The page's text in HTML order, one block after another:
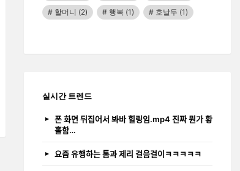
할머니 (2) 행복 (1) 호날두 (1)
실시간 트렌드
폰 화면 뒤집어서 봐바 힐링임.mp4 진짜 뭔가 황
홀함…
요즘 유행하는 톰과 제리 걸음걸이ㅋㅋㅋㅋㅋ